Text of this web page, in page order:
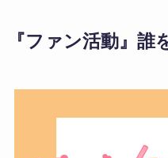
『ファン活動』誰